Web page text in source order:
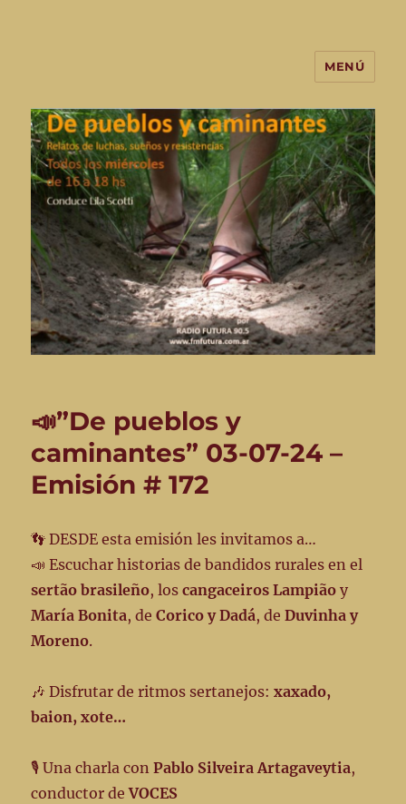
De Pueblos y Caminantes-
programa de radio
MENÚ
📣”De pueblos y
caminantes” 03-07-24 –
Emisión # 172
👣 DESDE esta emisión les invitamos a…
📣 Escuchar historias de bandidos rurales en el
sertão brasileño, loscangaceiros Lampião y
María Bonita, deCorico y Dadá, deDuvinha y
Moreno.
🎶 Disfrutar de ritmos sertanejos:xaxado,
baion, xote…
🎙️ Una charla conPablo Silveira Artagaveytia,
conductor deVOCES